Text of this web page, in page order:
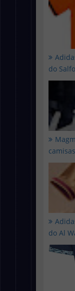
do
do Al